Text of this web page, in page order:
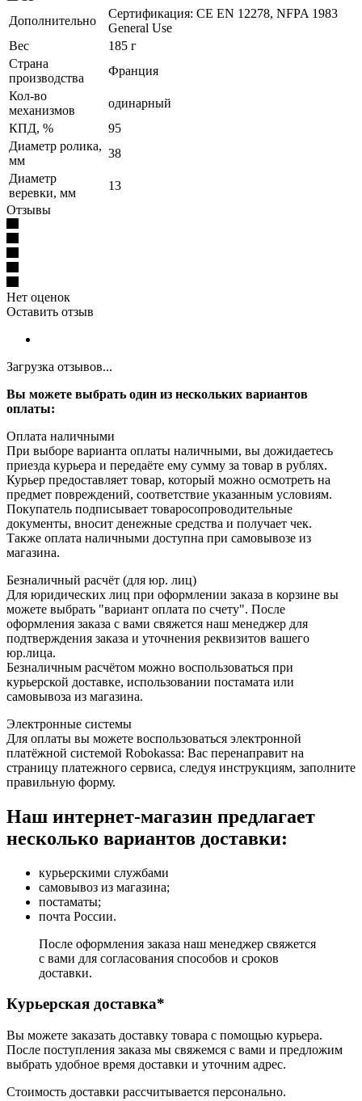
Дополнительно
Сертификация: CE EN 12278, NFPA 1983
General Use
Вес
185 г
Страна
производства
Франция
Кол-во
механизмов
одинарный
КПД, %
95
Диаметр ролика,
мм
38
Диаметр
веревки, мм
13
Отзывы
Нет оценок
Оставить отзыв
Загрузка отзывов...
Вы можете выбрать один из нескольких вариантов
оплаты:
Оплата наличными
При выборе варианта оплаты наличными, вы дожидаетесь
приезда курьера и передаёте ему сумму за товар в рублях.
Курьер предоставляет товар, который можно осмотреть на
предмет повреждений, соответствие указанным условиям.
Покупатель подписывает товаросопроводительные
документы, вносит денежные средства и получает чек.
Также оплата наличными доступна при самовывозе из
магазина.
Безналичный расчёт (для юр. лиц)
Для юридических лиц при оформлении заказа в корзине вы
можете выбрать "вариант оплата по счету". После
оформления заказа с вами свяжется наш менеджер для
подтверждения заказа и уточнения реквизитов вашего
юр.лица.
Безналичным расчётом можно воспользоваться при
курьерской доставке, использовании постамата или
самовывоза из магазина.
Электронные системы
Для оплаты вы можете воспользоваться электронной
платёжной системой Robokassa: Вас перенаправит на
страницу платежного сервиса, следуя инструкциям, заполните
правильную форму.
Наш интернет-магазин предлагает
несколько вариантов доставки:
курьерскими службами
самовывоз из магазина;
постаматы;
почта России.
После оформления заказа наш менеджер свяжется
с вами для согласования способов и сроков
доставки.
Курьерская доставка*
Вы можете заказать доставку товара с помощью курьера.
После поступления заказа мы свяжемся с вами и предложим
выбрать удобное время доставки и уточним адрес.
Стоимость доставки рассчитывается персонально.